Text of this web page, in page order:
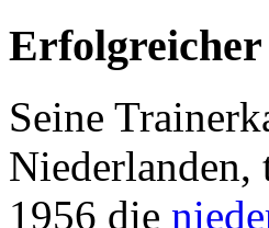
Seine
Niederlanden,
1956 die